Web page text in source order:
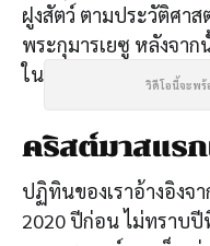
ฝูงสัตว์ ตามประวัติศา
พระกุมารเยซู หลังจา
ในรางหญ้าสำหรับสัตว์
วิดีโอนี้จะพ
คริสต์มาสแรก
ปฏิทินของเราอ้างอิงจ
2020 ปีก่อน ไม่ทราบ